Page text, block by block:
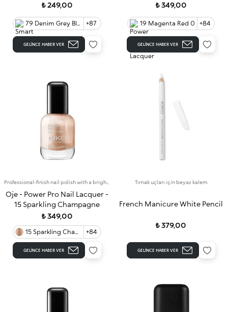
₺ 249,00
79 Denim Grey Blue 90 +87
GELINCE HABER VER
₺ 349,00
19 Magenta Red 0 +84
GELINCE HABER VER
Oje - Power Pro Nail Lacquer -
15 Sparkling Champagne
₺ 349,00
15 Sparkling Champagne +84
GELINCE HABER VER
Tırnak uçları için beyaz kalem
French Manicure White Pencil
₺ 379,00
GELINCE HABER VER